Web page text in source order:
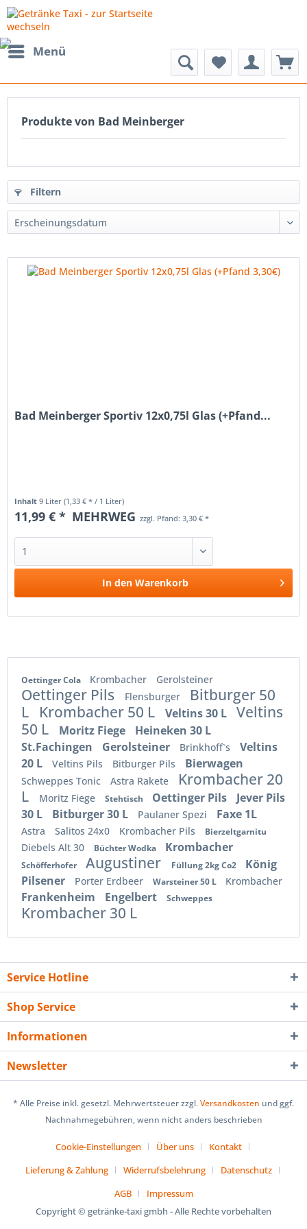
Menü
Produkte von Bad Meinberger
Filtern
Bad Meinberger Sportiv 12x0,75l Glas (+Pfand...
Inhalt9 Liter(1,33 € * / 1 Liter)
11,99 € * MEHRWEG zzgl. Pfand: 3,30 € *
In den Warenkorb
Oettinger Cola Krombacher Gerolsteiner
Oettinger Pils Flensburger
Bitburger 50
L
Krombacher 50 L Veltins 30 L
Veltins
50 L
Moritz Fiege
Heineken 30 L
St.Fachingen
Gerolsteiner Brinkhoff`s
Veltins
20 L
Veltins Pils Bitburger Pils Bierwagen
Schweppes Tonic Astra Rakete
Krombacher 20
L
Moritz Fiege Stehtisch Oettinger Pils
Jever Pils
30 L
Bitburger 30 L Paulaner Spezi Faxe 1L
Astra Salitos 24x0 Krombacher Pils Bierzeltgarnitu
Diebels Alt 30 Büchter Wodka Krombacher
Schöfferhofer Augustiner Füllung 2kg Co2
König
Pilsener
Porter Erdbeer Warsteiner 50 L Krombacher
Frankenheim Engelbert Schweppes
Krombacher 30 L
Service Hotline
Shop Service
Informationen
Newsletter
* Alle Preise inkl. gesetzl. Mehrwertsteuer zzgl.Versandkosten und ggf.
Nachnahmegebühren, wenn nicht anders beschrieben
Cookie-Einstellungen Über uns
Kontakt
Lieferung & Zahlung
Widerrufsbelehrung
Datenschutz
AGB
Impressum
Copyright © getränke-taxi gmbh - Alle Rechte vorbehalten